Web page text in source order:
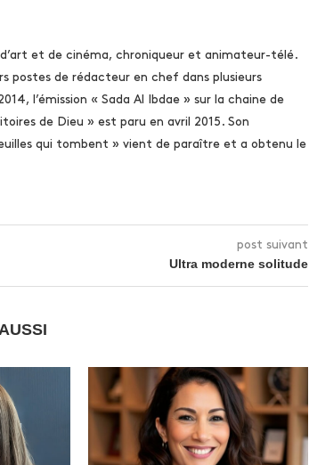
et de cinéma, chroniqueur et animateur-télé.
postes de rédacteur en chef dans plusieurs
l’émission « Sada Al Ibdae » sur la chaine de
de Dieu » est paru en avril 2015. Son
qui tombent » vient de paraître et a obtenu le
post suivant
Ultra moderne solitude